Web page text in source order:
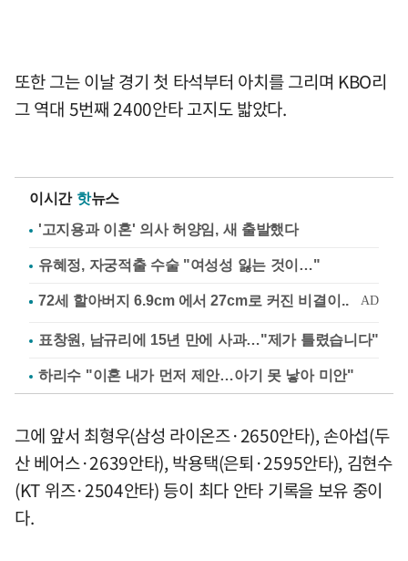
또한 그는 이날 경기 첫 타석부터 아치를 그리며 KBO리
그 역대 5번째 2400안타 고지도 밟았다.
이시간 핫뉴스
'고지용과 이혼' 의사 허양임, 새 출발했다
유혜정, 자궁적출 수술 "여성성 잃는 것이…"
표창원, 남규리에 15년 만에 사과…"제가 틀렸습니다"
하리수 "이혼 내가 먼저 제안…아기 못 낳아 미안"
그에 앞서 최형우(삼성 라이온즈·2650안타), 손아섭(두
산 베어스·2639안타), 박용택(은퇴·2595안타), 김현수
(KT 위즈·2504안타) 등이 최다 안타 기록을 보유 중이
다.